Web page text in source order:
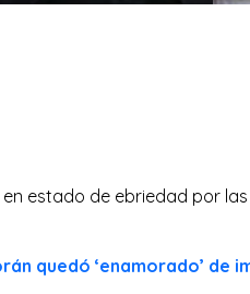
estado de ebriedad por
quedó ‘enamorado’ de